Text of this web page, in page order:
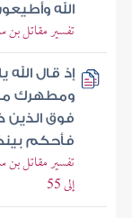
الله
تفسير مقاتل بن
إذ قال
ومطهرك من
فوق الذين
فأحكم
إلى 55